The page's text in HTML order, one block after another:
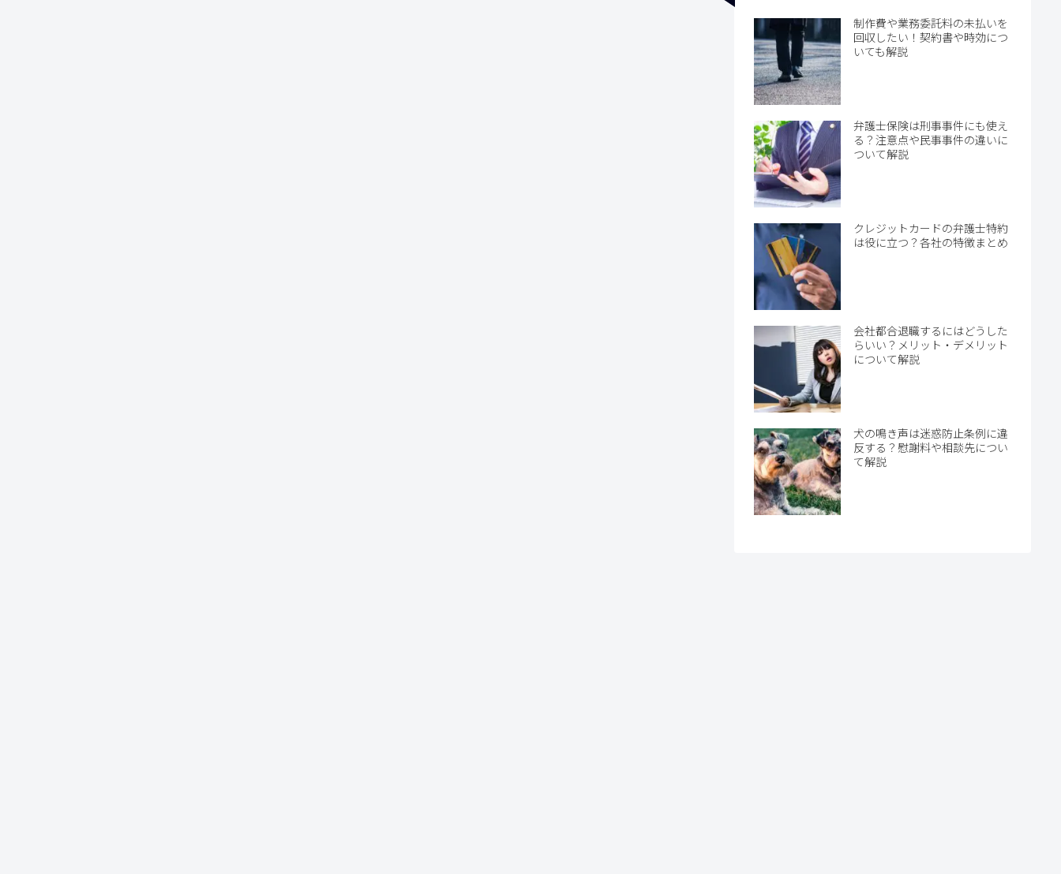
制作費や業務委託料の未払いを
回収したい！契約書や時効につ
いても解説
弁護士保険は刑事事件にも使え
る？注意点や民事事件の違いに
ついて解説
クレジットカードの弁護士特約
は役に立つ？各社の特徴まとめ
会社都合退職するにはどうした
らいい？メリット・デメリット
について解説
犬の鳴き声は迷惑防止条例に違
反する？慰謝料や相談先につい
て解説